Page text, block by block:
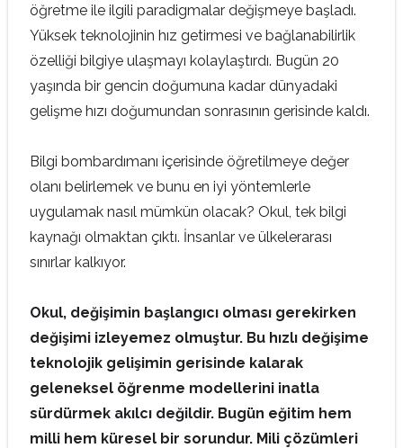
öğretme ile ilgili paradigmalar değişmeye başladı.
Yüksek teknolojinin hız getirmesi ve bağlanabilirlik
özelliği bilgiye ulaşmayı kolaylaştırdı. Bugün 20
yaşında bir gencin doğumuna kadar dünyadaki
gelişme hızı doğumundan sonrasının gerisinde kaldı.
Bilgi bombardımanı içerisinde öğretilmeye değer
olanı belirlemek ve bunu en iyi yöntemlerle
uygulamak nasıl mümkün olacak? Okul, tek bilgi
kaynağı olmaktan çıktı. İnsanlar ve ülkelerarası
sınırlar kalkıyor.
Okul, değişimin başlangıcı olması gerekirken
değişimi izleyemez olmuştur. Bu hızlı değişime
teknolojik gelişimin gerisinde kalarak
geleneksel öğrenme modellerini inatla
sürdürmek akılcı değildir. Bugün eğitim hem
milli hem küresel bir sorundur. Mili çözümleri